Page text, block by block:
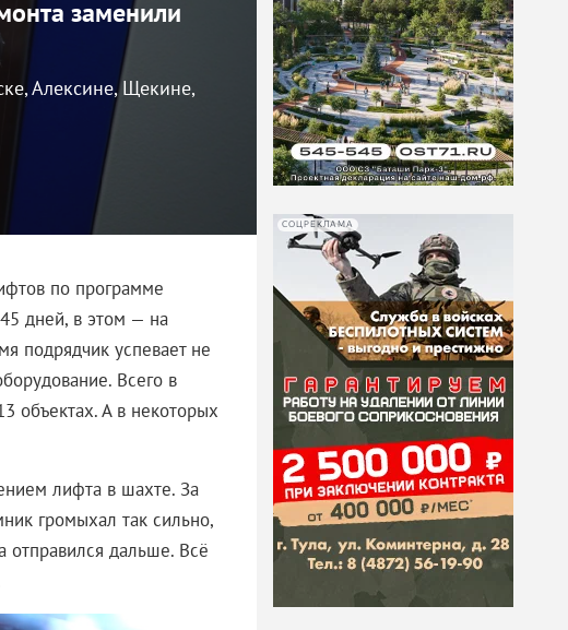
заменили
Алексине, Щекине,
по программе
дней, в этом — на
подрядчик успевает не
Всего в
объектах. А в некоторых
лифта в шахте. За
громыхал так сильно,
отправился дальше. Всё
СОЦРЕКЛАМА